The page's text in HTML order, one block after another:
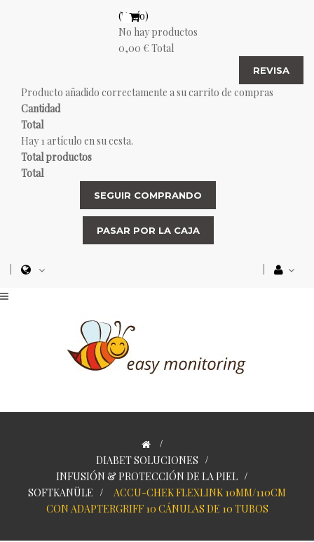
(Vacío)
No hay productos
0,00 € Total
REVISA
Producto añadido correctamente a su carrito de compras
Cantidad
Total
Hay 1 artículo en su cesta.
Total productos
Total
SEGUIR COMPRANDO
PASAR POR LA CAJA
>
DIABET SOLUCIONES >
INFUSIÓN & PROTECCIÓN DE LA PIEL >
SOFTKANÜLE >
ACCU-CHEK FLEXLINK 10MM/110CM
CON ADAPTERGRIFF 10 CÁNULAS DE 10 TUBOS